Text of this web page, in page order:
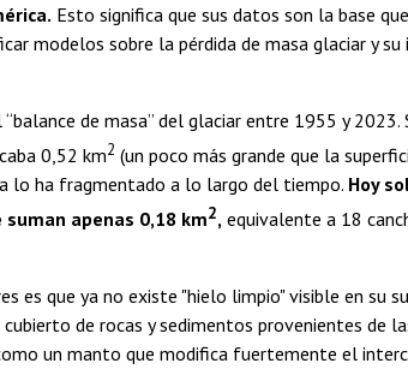
Esto significa que sus datos son la base
modelos sobre la pérdida de masa glaciar y su
de masa” del glaciar entre 1955 y 2023.
0,52 km2 (un poco más grande que la
lo ha fragmentado a lo largo del tiempo. Hoy
apenas 0,18 km2, equivalente a 18
es que ya no existe "hielo limpio" visible en su
de rocas y sedimentos provenientes de
un manto que modifica fuertemente el